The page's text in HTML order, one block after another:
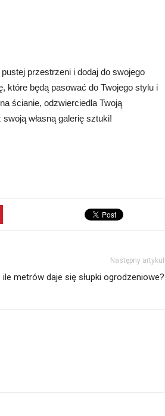
przestrzeni i dodaj do swojego
które będą pasować do Twojego stylu i
ścianie, odzwierciedla Twoją
własną galerię sztuki!
Następny artykuł
ile metrów daje się słupki ogrodzeniowe?